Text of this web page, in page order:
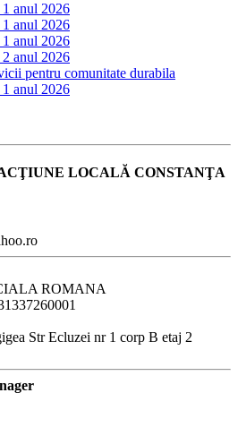
1 anul 2026
1 anul 2026
1 anul 2026
2 anul 2026
pentru comunitate durabila
1 anul 2026
LOCALĂ CONSTANŢA
ROMANA
Str Ecluzei nr 1 corp B etaj 2